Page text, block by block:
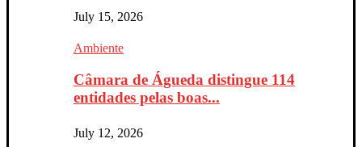
July 15, 2026
Ambiente
Câmara de Águeda distingue 114
entidades pelas boas...
July 12, 2026